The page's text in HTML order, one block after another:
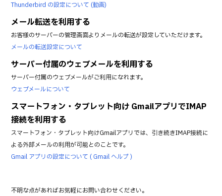
Thunderbird の設定について (動画)
メール転送を利用する
お客様のサーバーの管理画面よりメールの転送が設定していただけます。
メールの転送設定について
サーバー付属のウェブメールを利用する
サーバー付属のウェブメールがご利用になれます。
ウェブメールについて
スマートフォン・タブレット向け GmailアプリでIMAP
接続を利用する
スマートフォン・タブレット向けGmailアプリでは、引き続きIMAP接続に
よる外部メールの利用が可能とのことです。
Gmail アプリの設定について ( Gmail ヘルプ )
不明な点があればお気軽にお問い合わせください。